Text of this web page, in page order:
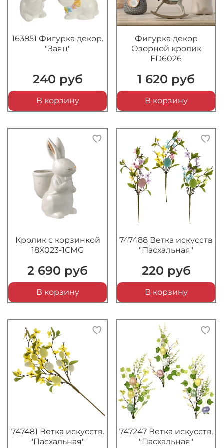
163851 Фигурка декор.
"Заяц"
240 руб
В корзину
Фигурка декор
Озорной кролик
FD6026
1 620 руб
В корзину
Кролик с корзинкой
18X023-1CMG
2 690 руб
В корзину
747488 Ветка искусств
"Пасхальная"
220 руб
В корзину
747481 Ветка искусств.
"Пасхальная"
747247 Ветка искусств.
"Пасхальная"